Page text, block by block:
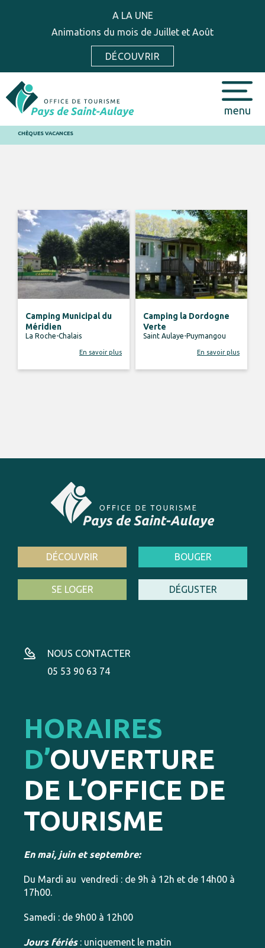
A LA UNE
Animations du mois de Juillet et Août
DÉCOUVRIR
menu
CHÈQUES VACANCES
Camping Municipal du
Méridien
La Roche-Chalais
En savoir plus
Camping la Dordogne
Verte
Saint Aulaye-Puymangou
En savoir plus
DÉCOUVRIR BOUGER
SE LOGER DÉGUSTER
NOUS CONTACTER
05 53 90 63 74
HORAIRES
D’OUVERTURE
DE L’OFFICE DE
TOURISME
En mai, juin et septembre:
Du Mardi au vendredi : de 9h à 12h et de 14h00 à
17h00.
Samedi : de 9h00 à 12h00
Jours fériés: uniquement le matin